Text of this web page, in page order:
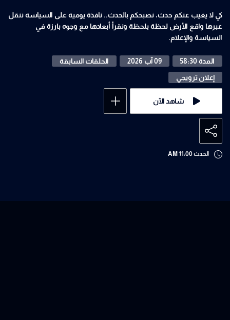
كي لا يغيب عنكم حدث، نصبحكم بالحدث.. نافذة يومية على السياسة ننقل
عبرها واقع الأرض لحظة بلحظة ونقرأ أبعادها مع وجوه بارزة في
السياسة والإعلام.
المدة 58:30 09 آب 2026
الحلقات السابقة
إعلان ترويجي
شاهد الآن
الحدث 11:00 AM